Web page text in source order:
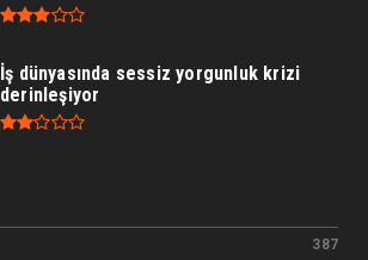
İş dünyasında sessiz yorgunluk krizi
derinleşiyor
387